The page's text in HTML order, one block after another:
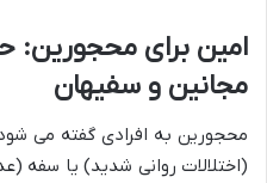
امین برای محجورین:
مجانین و سفیهان
محجورین به افرادی گفته می
(اختلالات روانی شدید) یا سفه